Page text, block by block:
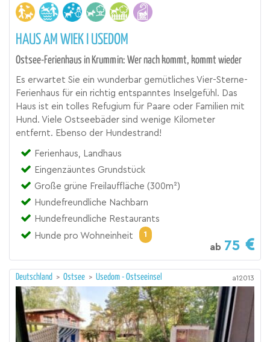
HAUS AM WIEK I USEDOM
Ostsee-Ferienhaus in Krummin: Wer nach kommt, kommt wieder
Es erwartet Sie ein wunderbar gemütliches Vier-Sterne-
Ferienhaus für ein richtig entspanntes Inselgefühl. Das
Haus ist ein tolles Refugium für Paare oder Familien mit
Hund. Viele Ostseebäder sind wenige Kilometer
entfernt. Ebenso der Hundestrand!
Ferienhaus, Landhaus
Eingenzäuntes Grundstück
Große grüne Freilauffläche (300m²)
Hundefreundliche Nachbarn
Hundefreundliche Restaurants
Hunde pro Wohneinheit
1
ab 75
Deutschland > Ostsee > Usedom - Ostseeinsel a12013